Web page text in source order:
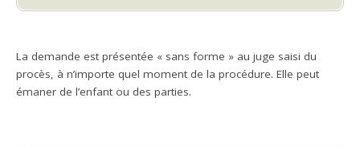
La demande est présentée « sans forme » au juge saisi du
procès, à n’importe quel moment de la procédure. Elle peut
émaner de l’enfant ou des parties.